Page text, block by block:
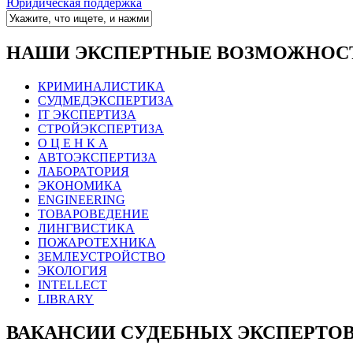
НАШИ ЭКСПЕРТНЫЕ
КРИМИНАЛИСТИКА
СУДМЕДЭКСПЕРТИЗА
IT ЭКСПЕРТИЗА
СТРОЙЭКСПЕРТИЗА
О Ц Е Н К А
АВТОЭКСПЕРТИЗА
ЛАБОРАТОРИЯ
ЭКОНОМИКА
ENGINEERING
ТОВАРОВЕДЕНИЕ
ЛИНГВИСТИКА
ПОЖАРОТЕХНИКА
ЗЕМЛЕУСТРОЙСТВО
ЭКОЛОГИЯ
INTELLECT
LIBRARY
ВАКАНСИИ СУДЕБНЫХ